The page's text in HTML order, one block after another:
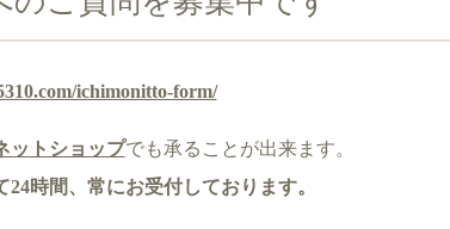
ichimonitto-form/
ットショップでも承ることが出来ます。
時間、常にお受付しております。